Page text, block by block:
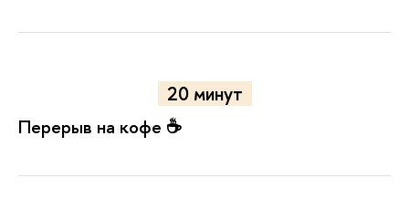
20 минут
Перерыв на кофе ☕️